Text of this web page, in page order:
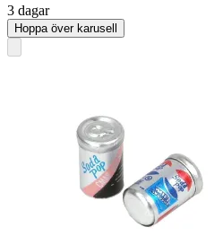
3 dagar
Hoppa över karusell